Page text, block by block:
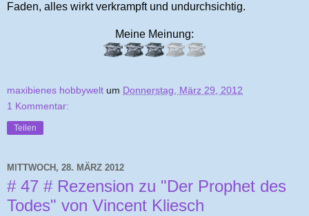
Faden, alles wirkt verkrampft und undurchsichtig.
Meine Meinung:
maxibienes hobbywelt um Donnerstag, März 29, 2012
1 Kommentar:
Teilen
MITTWOCH, 28. MÄRZ 2012
# 47 # Rezension zu "Der Prophet des
Todes" von Vincent Kliesch